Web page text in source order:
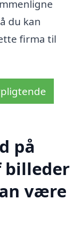
du kan
firma til
på
være